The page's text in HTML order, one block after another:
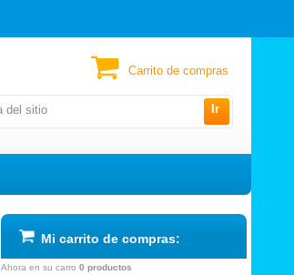
Ir
Carrito de compras
Mi carrito de compras:
Ahora en su carro 0 productos